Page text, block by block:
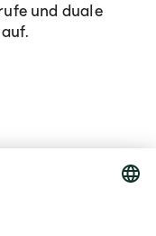
und duale